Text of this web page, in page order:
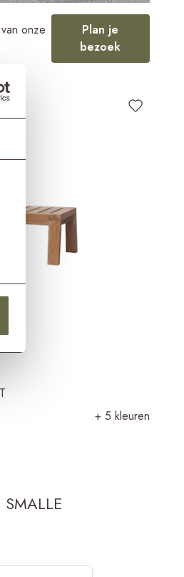
onze
Plan je
bezoek
+ 5 kleuren